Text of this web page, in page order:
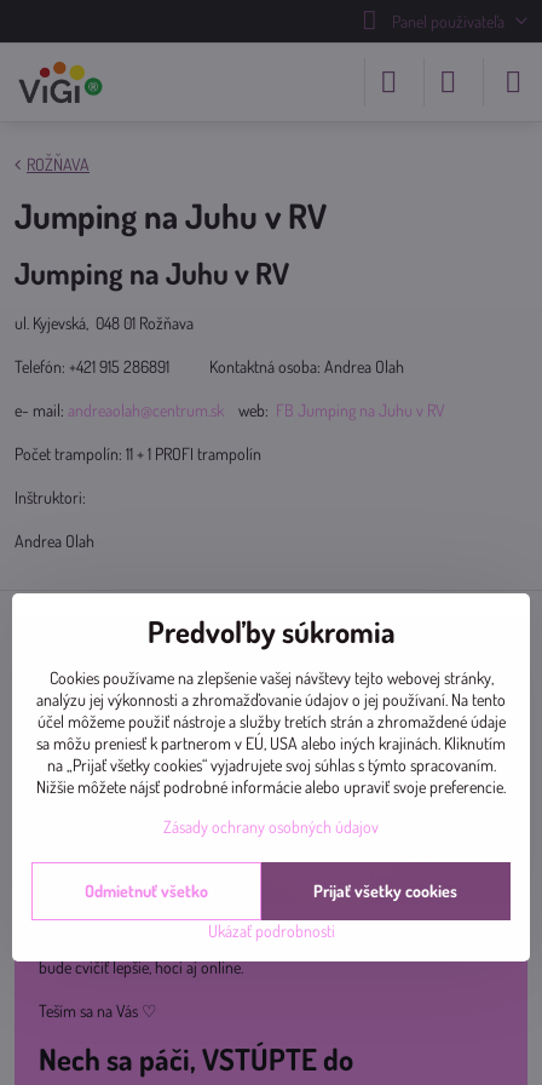
Panel používateľa
ROŽŇAVA
Jumping na Juhu v RV
Jumping na Juhu v RV
ul. Kyjevská, 048 01 Rožňava
Telefón: +421 915 286891 Kontaktná osoba: Andrea Olah
e- mail: andreaolah@centrum.sk web: FB Jumping na Juhu v RV
Počet trampolín: 11 + 1 PROFI trampolín
Inštruktori:
Andrea Olah
Pridajte sa k nám na ceste za zdravím a skvelou kondíciou. Spolu sa nám
bude cvičiť lepšie, hoci aj online.
Teším sa na Vás ♡
Nech sa páči, VSTÚPTE do
Predvoľby súkromia
Cookies používame na zlepšenie vašej návštevy tejto webovej stránky,
analýzu jej výkonnosti a zhromažďovanie údajov o jej používaní. Na tento
účel môžeme použiť nástroje a služby tretích strán a zhromaždené údaje
sa môžu preniesť k partnerom v EÚ, USA alebo iných krajinách. Kliknutím
na „Prijať všetky cookies“ vyjadrujete svoj súhlas s týmto spracovaním.
Nižšie môžete nájsť podrobné informácie alebo upraviť svoje preferencie.
Zásady ochrany osobných údajov
Ukázať podrobnosti
Prijať všetky cookies
Odmietnuť všetko